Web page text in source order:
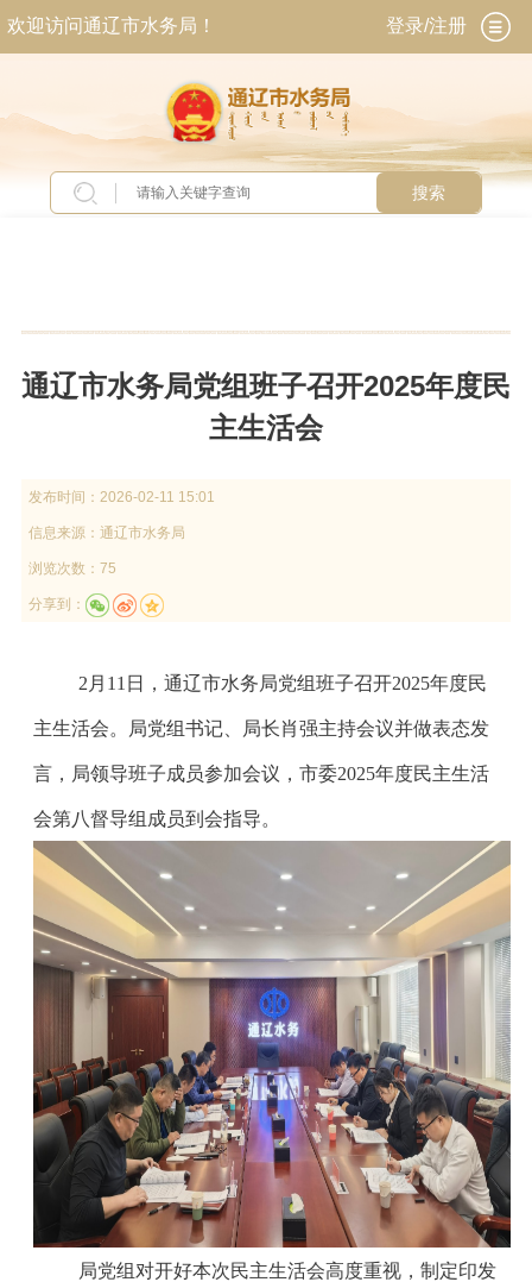
欢迎访问通辽市水务局！ 登录/注册
搜索
通辽市水务局党组班子召开2025年度民
主生活会
发布时间： 2026-02-11 15:01
信息来源： 通辽市水务局
浏览次数：75
分享到：
2月11日，通辽市水务局党组班子召开2025年度民
主生活会。局党组书记、局长肖强主持会议并做表态发
言，局领导班子成员参加会议，市委2025年度民主生活
会第八督导组成员到会指导。
局党组对开好本次民主生活会高度重视，制定印发